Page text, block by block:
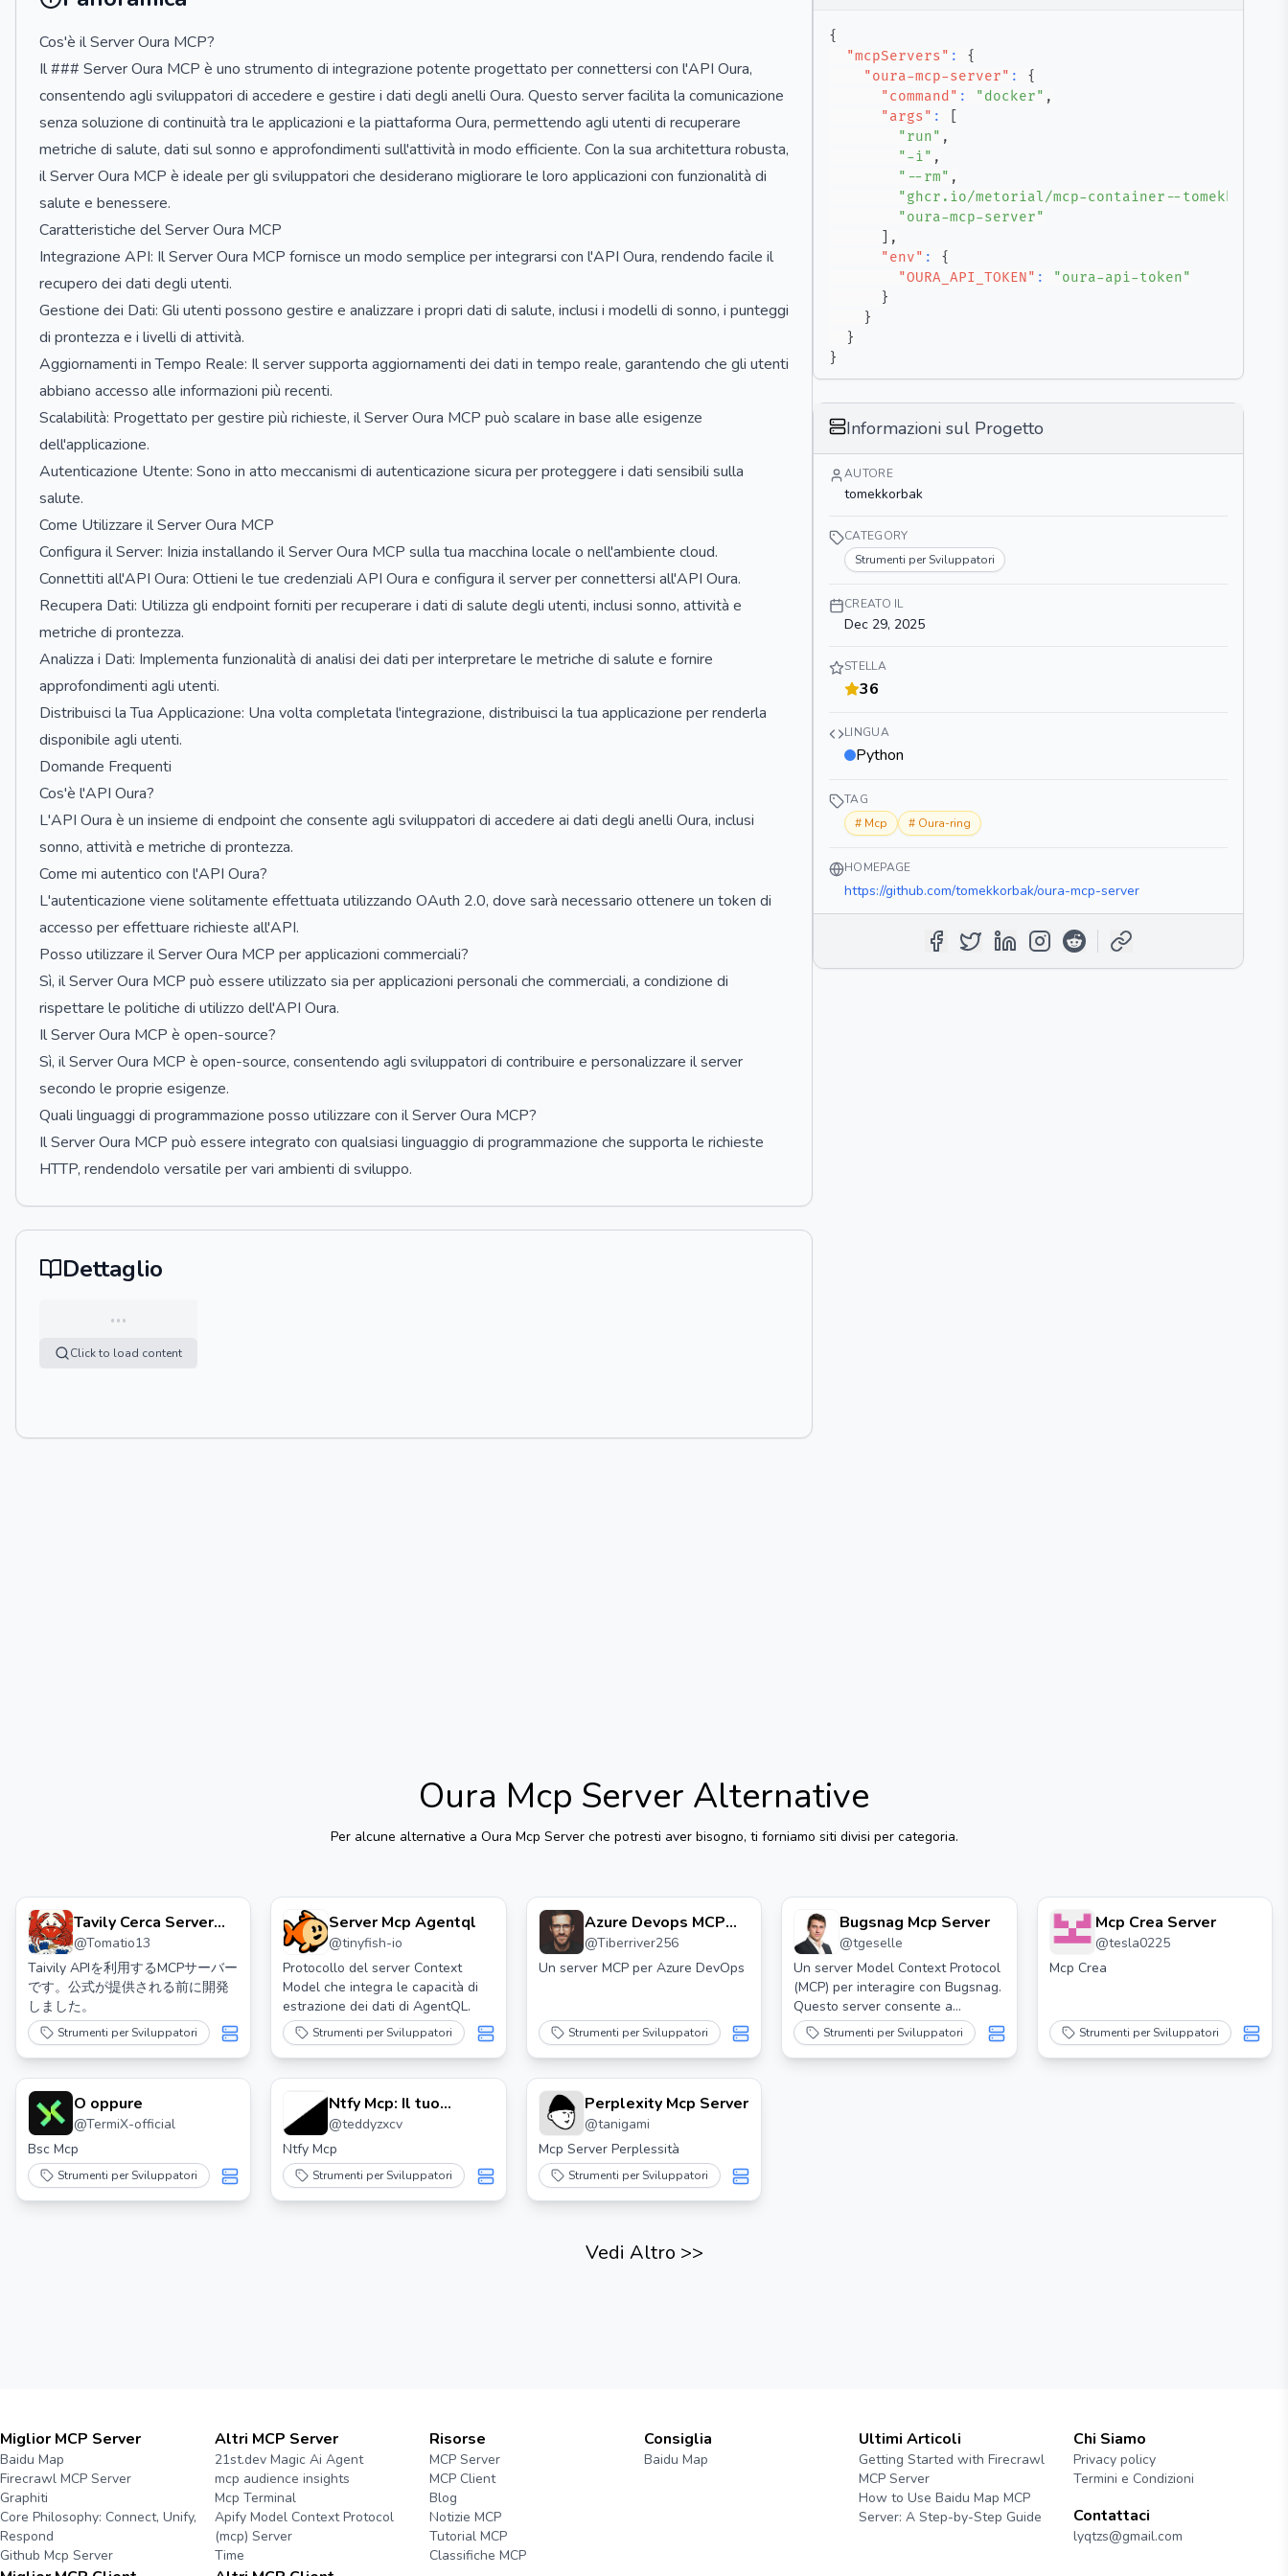
Cos'è il Server Oura MCP?
Il ### Server Oura MCP è uno strumento di integrazione potente progettato per connettersi con l'API Oura,
consentendo agli sviluppatori di accedere e gestire i dati degli anelli Oura. Questo server facilita la comunicazione
senza soluzione di continuità tra le applicazioni e la piattaforma Oura, permettendo agli utenti di recuperare
metriche di salute, dati sul sonno e approfondimenti sull'attività in modo efficiente. Con la sua architettura robusta,
il Server Oura MCP è ideale per gli sviluppatori che desiderano migliorare le loro applicazioni con funzionalità di
salute e benessere.
Caratteristiche del Server Oura MCP
Integrazione API: Il Server Oura MCP fornisce un modo semplice per integrarsi con l'API Oura, rendendo facile il
recupero dei dati degli utenti.
Gestione dei Dati: Gli utenti possono gestire e analizzare i propri dati di salute, inclusi i modelli di sonno, i punteggi
di prontezza e i livelli di attività.
Aggiornamenti in Tempo Reale: Il server supporta aggiornamenti dei dati in tempo reale, garantendo che gli utenti
abbiano accesso alle informazioni più recenti.
Scalabilità: Progettato per gestire più richieste, il Server Oura MCP può scalare in base alle esigenze
dell'applicazione.
Autenticazione Utente: Sono in atto meccanismi di autenticazione sicura per proteggere i dati sensibili sulla
salute.
Come Utilizzare il Server Oura MCP
Configura il Server: Inizia installando il Server Oura MCP sulla tua macchina locale o nell'ambiente cloud.
Connettiti all'API Oura: Ottieni le tue credenziali API Oura e configura il server per connettersi all'API Oura.
Recupera Dati: Utilizza gli endpoint forniti per recuperare i dati di salute degli utenti, inclusi sonno, attività e
metriche di prontezza.
Analizza i Dati: Implementa funzionalità di analisi dei dati per interpretare le metriche di salute e fornire
approfondimenti agli utenti.
Distribuisci la Tua Applicazione: Una volta completata l'integrazione, distribuisci la tua applicazione per renderla
disponibile agli utenti.
Domande Frequenti
Cos'è l'API Oura?
L'API Oura è un insieme di endpoint che consente agli sviluppatori di accedere ai dati degli anelli Oura, inclusi
sonno, attività e metriche di prontezza.
Come mi autentico con l'API Oura?
L'autenticazione viene solitamente effettuata utilizzando OAuth 2.0, dove sarà necessario ottenere un token di
accesso per effettuare richieste all'API.
Posso utilizzare il Server Oura MCP per applicazioni commerciali?
Sì, il Server Oura MCP può essere utilizzato sia per applicazioni personali che commerciali, a condizione di
rispettare le politiche di utilizzo dell'API Oura.
Il Server Oura MCP è open-source?
Sì, il Server Oura MCP è open-source, consentendo agli sviluppatori di contribuire e personalizzare il server
secondo le proprie esigenze.
Quali linguaggi di programmazione posso utilizzare con il Server Oura MCP?
Il Server Oura MCP può essere integrato con qualsiasi linguaggio di programmazione che supporta le richieste
HTTP, rendendolo versatile per vari ambienti di sviluppo.
Dettaglio
…
Click to load content
{
"mcpServers" :
{
"oura-mcp-server" :
{
"command" : "docker" ,
"args" :
"run" ,
"-i" ,
"--rm" ,
"ghcr.io/metorial/mcp-container--
"oura-mcp-server"
,
"env" :
{
"OURA_API_TOKEN" :
"oura-api-token"
}
}
}
}
Informazioni sul Progetto
AUTORE
tomekkorbak
CATEGORY
Strumenti per Sviluppatori
CREATO IL
Dec 29, 2025
STELLA
36
LINGUA
Python
TAG
# Mcp # Oura-ring
HOMEPAGE
https://github.com/tomekkorbak/oura-mcp-server
Oura Mcp Server Alternative
Per alcune alternative a Oura Mcp Serverche potresti aver bisogno, ti forniamo siti divisi per categoria.
Tavily Cerca Server
Mcp
@Tomatio13
Taivily APIを利用するMCPサーバー
です。公式が提供される前に開発
しました。
Strumenti per Sviluppatori
Server Mcp Agentql
@tinyfish-io
Protocollo del server Context
Model che integra le capacità di
estrazione dei dati di AgentQL.
Strumenti per Sviluppatori
Azure Devops MCP
Server
@Tiberriver256
Un server MCP per Azure DevOps
Strumenti per Sviluppatori
Bugsnag Mcp Server
@tgeselle
Un server Model Context Protocol
(MCP) per interagire con Bugsnag.
Questo server consente a
strumenti LLM come Cursor e
Claude di indagare e risolvere
problemi in Bugsnag.
Strumenti per Sviluppatori
Mcp Crea Server
@tesla0225
Mcp Crea
Strumenti per Sviluppatori
O oppure
@TermiX-official
Bsc Mcp
Strumenti per Sviluppatori
Ntfy Mcp: Il tuo
amichevole
notificatore di
completamento dei
compiti
@teddyzxcv
Ntfy Mcp
Strumenti per Sviluppatori
Perplexity Mcp Server
@tanigami
Mcp Server Perplessità
Strumenti per Sviluppatori
Vedi Altro >>
Miglior MCP Server
Baidu Map
Firecrawl MCP Server
Graphiti
Core Philosophy: Connect, Unify,
Respond
Github Mcp Server
Altri MCP Server
21st.dev Magic Ai Agent
mcp audience insights
Mcp Terminal
Apify Model Context Protocol
(mcp) Server
Time
Risorse
MCP Server
MCP Client
Blog
Notizie MCP
Tutorial MCP
Classifiche MCP
Consiglia
Baidu Map
Ultimi Articoli
Getting Started with Firecrawl
MCP Server
How to Use Baidu Map MCP
Server: A Step-by-Step Guide
Chi Siamo
Privacy policy
Termini e Condizioni
Contattaci
lyqtzs@gmail.com